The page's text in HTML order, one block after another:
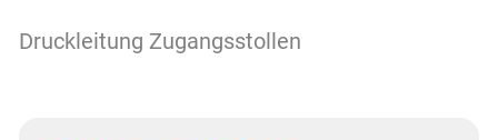
Druckleitung Zugangsstollen